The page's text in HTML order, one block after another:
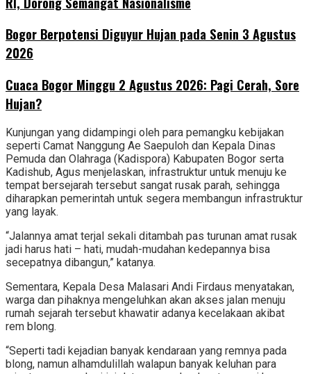
Bogor Berpotensi Diguyur Hujan pada Senin 3 Agustus
2026
‎Cuaca Bogor Minggu 2 Agustus 2026: Pagi Cerah, Sore
Hujan?
Kunjungan yang didampingi oleh para pemangku kebijakan
seperti Camat Nanggung Ae Saepuloh dan Kepala Dinas
Pemuda dan Olahraga (Kadispora) Kabupaten Bogor serta
Kadishub, Agus menjelaskan, infrastruktur untuk menuju ke
tempat bersejarah tersebut sangat rusak parah, sehingga
diharapkan pemerintah untuk segera membangun infrastruktur
yang layak.
“Jalannya amat terjal sekali ditambah pas turunan amat rusak
jadi harus hati – hati, mudah-mudahan kedepannya bisa
secepatnya dibangun,” katanya.
Sementara, Kepala Desa Malasari Andi Firdaus menyatakan,
warga dan pihaknya mengeluhkan akan akses jalan menuju
rumah sejarah tersebut khawatir adanya kecelakaan akibat
rem blong.
“Seperti tadi kejadian banyak kendaraan yang remnya pada
blong, namun alhamdulillah walapun banyak keluhan para